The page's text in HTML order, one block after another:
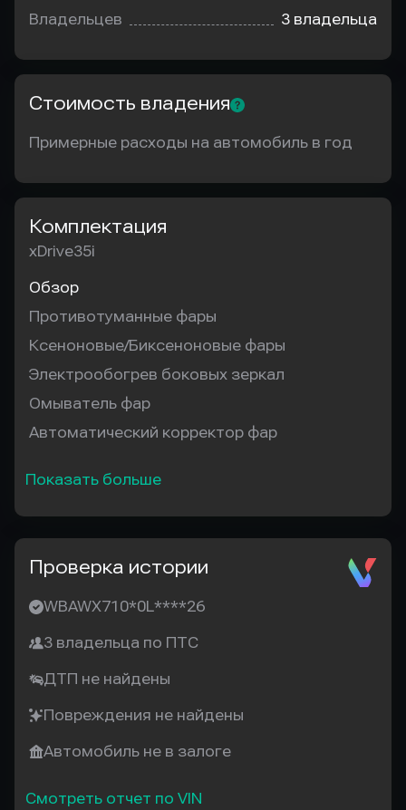
Владельцев 3 владельца
Стоимость владения
Примерные расходы на автомобиль в год
Комплектация
xDrive35i
Обзор
Противотуманные фары
Ксеноновые/Биксеноновые фары
Электрообогрев боковых зеркал
Омыватель фар
Автоматический корректор фар
Показать больше
Проверка истории
WBAWX710*0L****26
3 владельца по ПТС
ДТП не найдены
Повреждения не найдены
Автомобиль не в залоге
Смотреть отчет по VIN